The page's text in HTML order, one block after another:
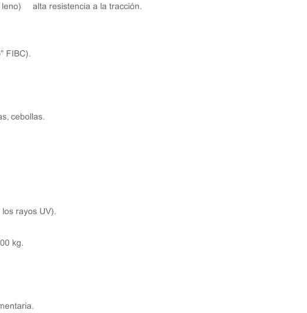
→ alta resistencia a la tracción.
FIBC).
cebollas.
rayos UV).
kg.